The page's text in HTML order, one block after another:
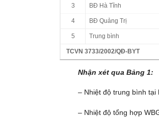
3 BĐ Hà Tĩnh
4 BĐ Quảng Trị
5 Trung bình
TCVN 3733/2002/QĐ-BYT
Nhận xét qua Bảng 1:
– Nhiệt độ trung bình tại
– Nhiệt độ tổng hợp